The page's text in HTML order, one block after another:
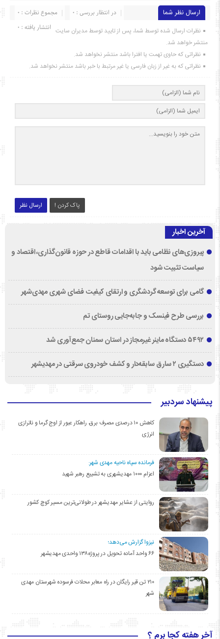
ارسال نظر شما مجموع نظرات : 0
در انتظار بررسی : 0
انتشار یافته : ۰ نظرات ارسال شده توسط شما، پس از تایید توسط مدیران سایت
منتشر خواهد شد.
نظراتی که حاوی تهمت یا افترا باشد منتشر نخواهد شد.
نظراتی که به غیر از زبان فارسی یا غیر مرتبط با خبر باشد منتشر نخواهد شد.
ارسال نظر پاک کردن !
آخرین اخبار
پیروزی‌های نظامی باید با اقدامات قاطع در حوزه قانون‌گذاری، اقتصاد و
سیاست تثبیت شود
گامی برای توسعه گردشگری و ارتقای کیفیت فضای شهری مهدی‌شهر
بررسی طرح فینسک و جابه‌جایی روستای تم
۵۴۹۲ دستگاه ماینر غیرمجاز در استان سمنان جمع‌آوری شد
دستگیری ۲ سارق سابقه‌دار و کشف خودروی سرقتی در مهدیشهر
پیشنهاد سردبیر
کاهش ۱۰ درصدی مصرف برق، راهکار عبور از اوج گرما و ناترازی
انرژی
فرمانده سپاه ناحیه مهدی شهر:
اعزام ۱۰۰۰ مهدیشهری به تشییع رهبر شهید
روایتی از عشایر مهدیشهر در طولانی‌ترین مسیر کوچ کشور
نیزوا گزارش می‌دهد؛
۶۶ واحد آماده تحویل در پروژه۱۳۸ واحدی مهدیشهر
۲۱۰ تن قیر رایگان در راه معابر محلات فرسوده شهرستان مهدی
شهر
آخر هفته کجا برم ؟